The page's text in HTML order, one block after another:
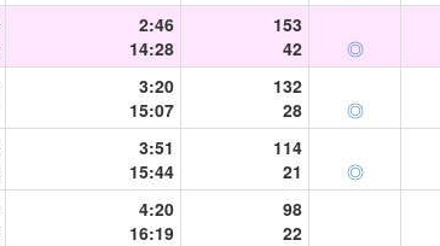
2:46
14:28
153
42
◎
3:20
15:07
132
28
◎
3:51
15:44
114
21
◎
4:20
16:19
98
22